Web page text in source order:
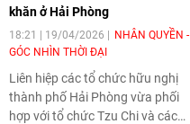
của nhiều sinh viên quốc tế, đặc
biệt là sinh viên các nước
ASEAN, nhờ chất lượng đào tạo,
môi trường học tập hiện đại và
nhiều chính sách học bổng hấp
dẫn.
khăn ở Hải Phòng
18:21 | 19/04/2026
NHÂN QUYỀN -
GÓC NHÌN THỜI ĐẠI
Liên hiệp các tổ chức hữu nghị
thành phố Hải Phòng vừa phối
hợp với tổ chức Tzu Chi và các